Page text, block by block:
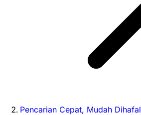
Pencarian Cepat, Mudah Dihafal